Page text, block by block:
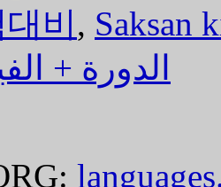
비, Saksan
الدورة +